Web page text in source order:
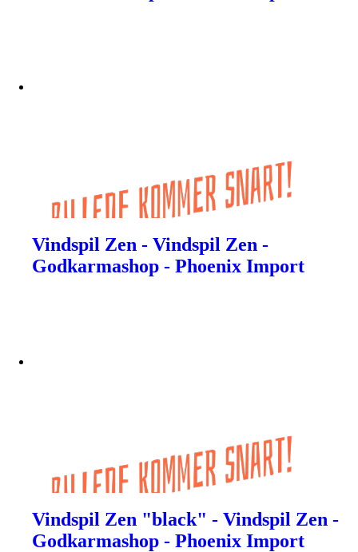
Vindspil Zen - Vindspil Zen -
Godkarmashop - Phoenix Import
Vindspil Zen "black" - Vindspil Zen -
Godkarmashop - Phoenix Import